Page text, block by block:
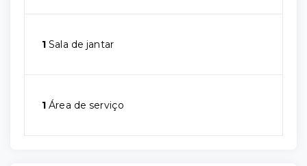
1 Sala de jantar
1 Área de serviço